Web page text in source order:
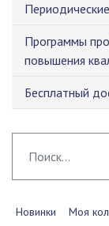
Программы
повышения
Бесплатный
Новинки Моя